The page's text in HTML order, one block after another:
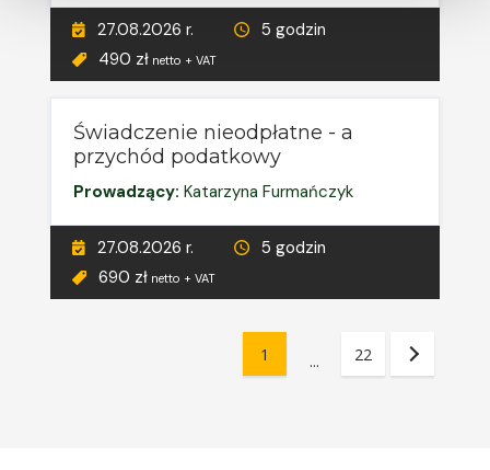
27.08.2026 r.
5 godzin
490 zł netto + VAT
Świadczenie nieodpłatne - a
przychód podatkowy
Prowadzący: Katarzyna Furmańczyk
27.08.2026 r.
5 godzin
690 zł netto + VAT
1 ... 22